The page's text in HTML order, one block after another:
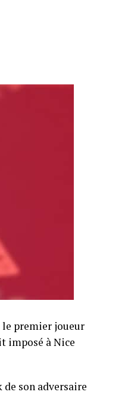
le premier joueur
imposé à Nice
son adversaire